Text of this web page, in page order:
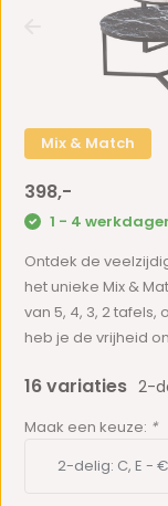
Mix & Match
398,-
1 - 4
Ontdek de
het unieke Mix &
van 5, 4, 3, 2
heb je de vrijheid
16 variaties 2-
Maak een keuze: *